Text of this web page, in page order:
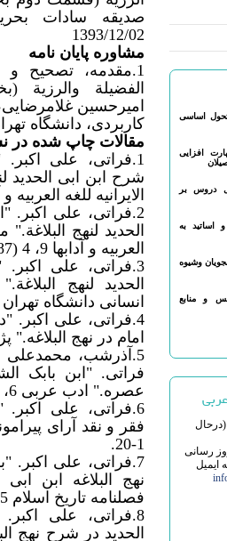
تحول اساسی
افزایی
دروس بر
اساتید به
وشیوه
و منابع
(درحال
رسانی
ایمیل
صدیقه سادات
1393/12/02
مشاوره پایان نامه
1.مقدمه، تصحیح و
امیرحسین
کاربردی، دانشگاه تهران، 1393/
مقالات چاپ شده در
1.فراتی، علی
شرح ابن ابی الحدید
الایرانیه للغه العربیه و آدابها 1، 30
2.فراتی، علی اکبر.
الحدید لنهج البلاغة."
العربیه و آدابها 9، 4 (1387): 178.
3.فراتی، علی
الحدید لنهج
انسانی دانشگاه تهران 59، 185-3 (1387): 186.
4.فراتی، علی اکبر.
امام در نهج
5.آذرشب، محمدعلی
فراتی. "ابن بابک
عصره." ادب عربی 6، 1 (1393): 122-148.
6.فراتی، علی
فقر و نقد آرای
1-20.
7.فراتی، علی
نهج البلاغه ابن
فصلنامه تاریخ اسلام 15، 57 (1393): 7-48.
8.فراتی، علی